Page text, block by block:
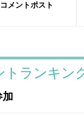
コメントポスト